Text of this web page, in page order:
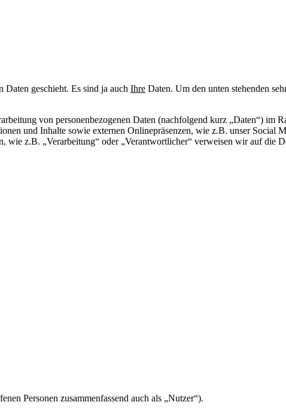
Daten geschieht. Es sind ja auch Ihre Daten. Um den unten stehenden
von personenbezogenen Daten (nachfolgend kurz „Daten“) im
und Inhalte sowie externen Onlinepräsenzen, wie z.B. unser Social
z.B. „Verarbeitung“ oder „Verantwortlicher“ verweisen wir auf die
Personen zusammenfassend auch als „Nutzer“).